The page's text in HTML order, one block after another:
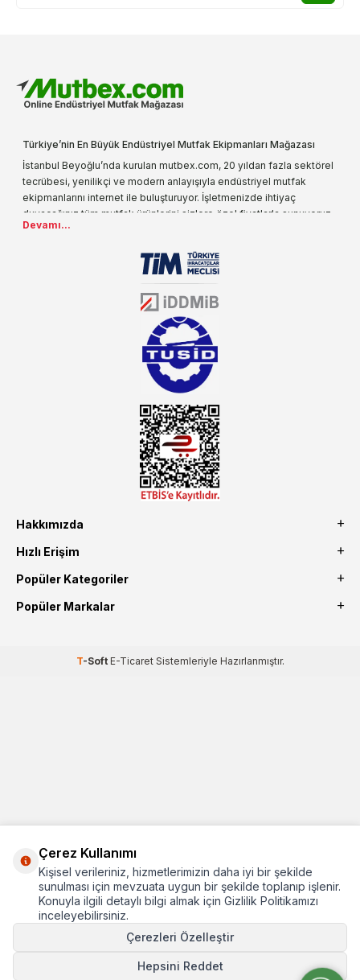
Türkiye’nin En Büyük Endüstriyel Mutfak Ekipmanları Mağazası
İstanbul Beyoğlu’nda kurulan mutbex.com, 20 yıldan fazla sektörel
tecrübesi, yenilikçi ve modern anlayışıyla endüstriyel mutfak
ekipmanlarını internet ile buluşturuyor. İşletmenizde ihtiyaç
duyacağınız tüm mutfak ürünlerini sizlere özel fiyatlarla sunuyoruz.
Endüstriyel mutfak malzemesi deyince akla gelen ilk adreslerden
sektörün farklı alanlarında da faliyet gösteren mutbex.com,
Öztiryakiler resmi bayisidir. Öztiryakiler ürünleri üzerinde büyük bir
donanıma sahip ekibi ile müşterilerine koşulsuz destek sunan
mutbex.com ile endüstriyel mutfak malzemeleri konusunda
alacağınız hizmet standartların her zaman üstünde olacaktır.
Devamı...
Hakkımızda
Hızlı Erişim
Popüler Kategoriler
Popüler Markalar
T-Soft E-TicaretSistemleriyle Hazırlanmıştır.
Çerez Kullanımı
Kişisel verileriniz, hizmetlerimizin daha iyi bir şekilde
sunulması için mevzuata uygun bir şekilde toplanıp işlenir.
Konuyla ilgili detaylı bilgi almak için Gizlilik Politikamızı
inceleyebilirsiniz.
Çerezleri Özelleştir
Hepsini Reddet